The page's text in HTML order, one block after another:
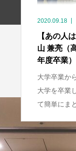
2020.09.18
【あの人
山 兼亮（
年度卒業）
大学卒業か
大学を卒業
て簡単にま